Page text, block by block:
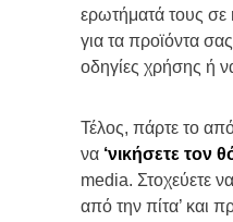
ερωτήματά τους σε
για τα προϊόντα
οδηγίες χρήσης ή
Τέλος, πάρτε το
να ‘νικήσετε τον
media. Στοχεύετε
από την πίτα’ και